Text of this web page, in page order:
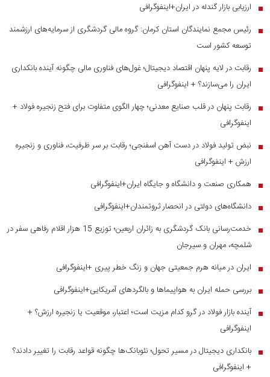
■ ارزیابی بازار گندله در ایران+اینفوگرافی
■
رئیس مجمع نمایندگان استان کرمان: گروه مالی گردشگری از سرمایه‌های ارزشمند
توسعه کشور است
■
رقابت در لایه پنهان اقتصاد دیجیتال؛ غول‌های فناوری مالی چگونه آینده بانکداری
ایران را می‌سازند؟ + اینفوگرافی
■
رقابت پنهان در قلب صنایع معدنی؛ چهار الگوی متفاوت برای فتح زنجیره فولاد +
اینفوگرافی
■
نبض تولید فولاد در دست آهن اسفنجی؛ رقابت بر سر ظرفیت، فناوری و زنجیره
ارزش + اینفوگرافی
■ همکاری صنعت و دانشگاه و جایگاه ایران+اینفوگرافی
■ دانشگاه‌های دولتی در انحصار ثروتمندان+اینفوگرافی
■
خدمت‌رسانی بانک گردشگری به زائران اربعین؛ توزیع 15 هزار اقلام رفاهی سفر در
شلمچه، مهران و سیرجان
■ ایران در میانه هرم جمعیتی جهان و زنگ خطر پیری +اینفوگرافی
■ بررسی حمله ایران به هواپیماها و بالگردهای آمریکایی+اینفوگرافی
■ آینده بازار فولاد در گرو کدام مزیت است؛ اعتبار، موقعیت یا زنجیره ارزش؟ +
اینفوگرافی
■ بانکداری دیجیتال در مسیر تحول؛ نئوبانک‌ها چگونه قواعد رقابت را تغییر دادند؟
+ اینفوگرافی